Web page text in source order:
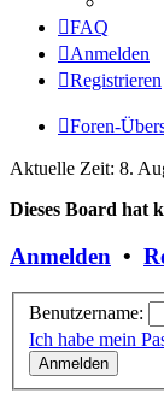
FAQ
Anmelden
Registrieren
Foren-
Aktuelle Zeit: 8.
Dieses Board hat
Anmelden •
Benutzername:
Ich habe mein